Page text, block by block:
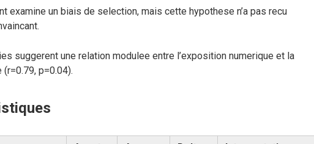
examine un biais de selection, mais cette hypothese n’a pas recu
suggerent une relation modulee entre l’exposition numerique et la
p=0.04).